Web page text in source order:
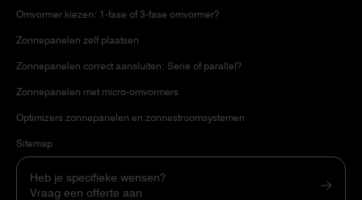
Omvormer kiezen: 1-fase of 3-fase omvormer?
Zonnepanelen zelf plaatsen
Zonnepanelen correct aansluiten: Serie of parallel?
Zonnepanelen met micro-omvormers
Optimizers zonnepanelen en zonnestroomsystemen
Sitemap
Heb je specifieke wensen?
Vraag een offerte aan